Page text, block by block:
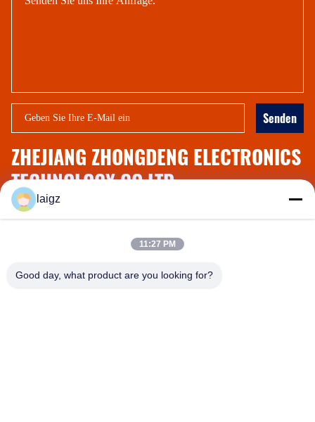
Senden
ZHEJIANG ZHONGDENG ELECTRONICS
TECHNOLOGY CO,LTD
Anschrift:
laigz
11:27 PM
Good day, what product are you looking for?